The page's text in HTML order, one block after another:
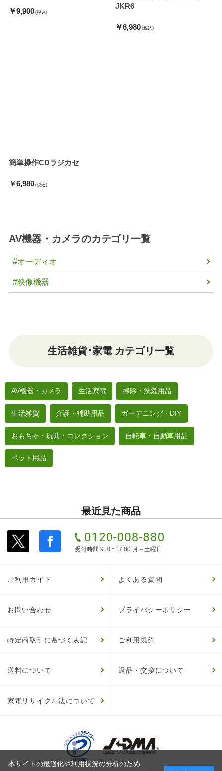
￥9,900 (税込)
JKR6
￥6,980 (税込)
簡単操作CDラジカセ
￥6,980 (税込)
AV機器・カメラのカテゴリ一覧
#オーディオ
#映像機器
生活雑貨･家電 カテゴリ一覧
AV機器・カメラ 生活家電 掃除・洗濯用品
生活雑貨 介護・補助用品 ガーデニング・DIY
おもちゃ・玩具・コレクション 自転車・自動車用品
ペット用品
最近見た商品
受付時間 9:30~17:00 月～土曜日
ご利用ガイド よくある質問
お問い合わせ プライバシーポリシー
特定商取引に基づく表記 ご利用規約
送料について 返品・交換について
家電リサイクル法について
本サイトの最適化や利用状況の分析のため